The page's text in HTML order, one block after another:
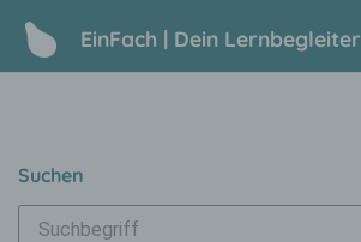
EinFach | Dein Lernbegleiter
Suchen